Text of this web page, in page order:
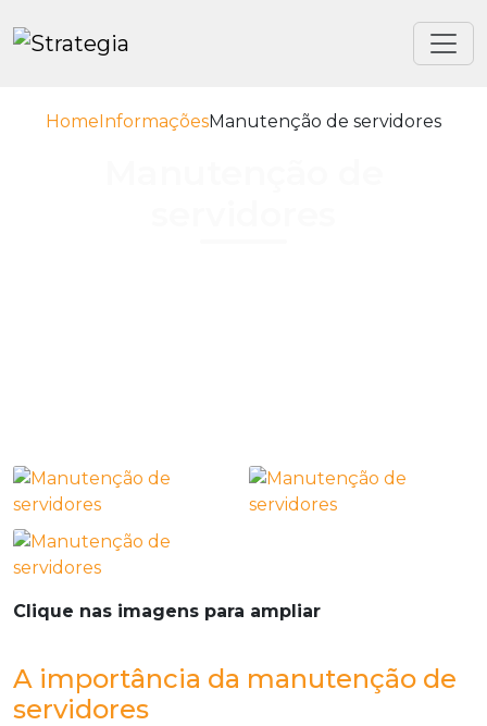
HomeInformaçõesManutenção de servidores
Clique nas imagens para ampliar
A importância da manutenção de
servidores